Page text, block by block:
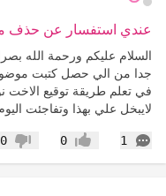
عندي استفسار عن حذف
السلام عليكم ورحمة الله
جدا من الي حصل كتبت
في تعلم طريقة توقيع
لايبخل علي بهذا وتفاجئت
1
التعليقات إعجاب0 عدم 0